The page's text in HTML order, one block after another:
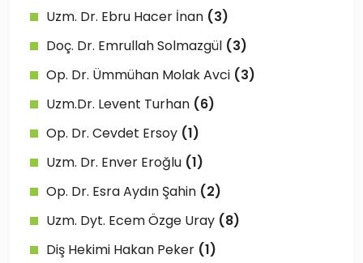
Uzm. Dr. Ebru Hacer İnan (3)
Doç. Dr. Emrullah Solmazgül (3)
Op. Dr. Ümmühan Molak Avci (3)
Uzm.Dr. Levent Turhan (6)
Op. Dr. Cevdet Ersoy (1)
Uzm. Dr. Enver Eroğlu (1)
Op. Dr. Esra Aydın Şahin (2)
Uzm. Dyt. Ecem Özge Uray (8)
Diş Hekimi Hakan Peker (1)